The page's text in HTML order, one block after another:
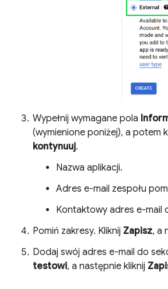
Wypełnij wymagane pola
(wymienione poniżej), a potem
kontynuuj.
Nazwa aplikacji.
Adres e-mail zespołu
Kontaktowy adres e-mail
Pomiń zakresy. Kliknij Zapisz, a
Dodaj swój adres e-mail do
testowi, a następnie kliknij